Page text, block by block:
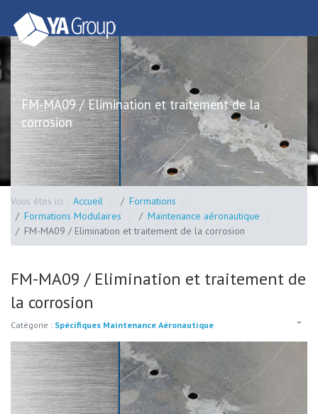
FM-MA09 / Elimination et traitement de la
corrosion
Vous êtes ici : Accueil
Formations
Formations Modulaires
Maintenance aéronautique
FM-MA09 / Elimination et traitement de la corrosion
FM-MA09 / Elimination et traitement de
la corrosion
Catégorie : Spécifiques Maintenance Aéronautique